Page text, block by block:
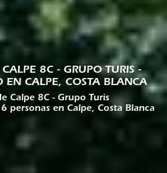
CALPE 8C - GRUPO TURIS -
EN CALPE, COSTA BLANCA
Calpe 8C - Grupo Turis
personas en Calpe, Costa Blanca